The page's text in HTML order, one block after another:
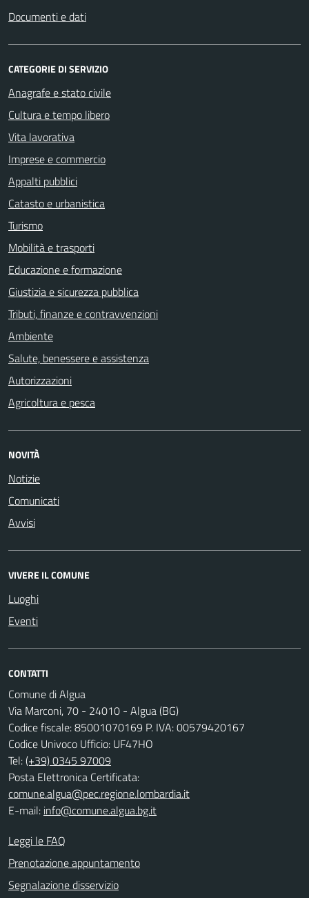
Documenti e dati
CATEGORIE DI SERVIZIO
Anagrafe e stato civile
Cultura e tempo libero
Vita lavorativa
Imprese e commercio
Appalti pubblici
Catasto e urbanistica
Turismo
Mobilità e trasporti
Educazione e formazione
Giustizia e sicurezza pubblica
Tributi, finanze e contravvenzioni
Ambiente
Salute, benessere e assistenza
Autorizzazioni
Agricoltura e pesca
NOVITÀ
Notizie
Comunicati
Avvisi
VIVERE IL COMUNE
Luoghi
Eventi
CONTATTI
Comune di Algua
Via Marconi, 70 - 24010 - Algua (BG)
Codice fiscale: 85001070169 P. IVA: 00579420167
Codice Univoco Ufficio: UF47HO
Tel:(+39) 0345 97009
Posta Elettronica Certificata:
comune.algua@pec.regione.lombardia.it
E-mail: info@comune.algua.bg.it
Leggi le FAQ
Prenotazione appuntamento
Segnalazione disservizio